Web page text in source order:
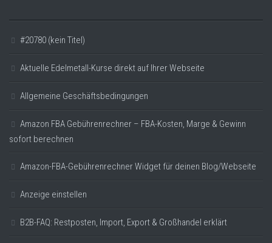
#20780 (kein Titel)
Aktuelle Edelmetall-Kurse direkt auf Ihrer Webseite
Allgemeine Geschäftsbedingungen
Amazon FBA Gebührenrechner – FBA-Kosten, Marge & Gewinn
sofort berechnen
Amazon-FBA-Gebührenrechner Widget für deinen Blog/Webseite
Anzeige einstellen
B2B-FAQ: Restposten, Import, Export & Großhandel erklärt